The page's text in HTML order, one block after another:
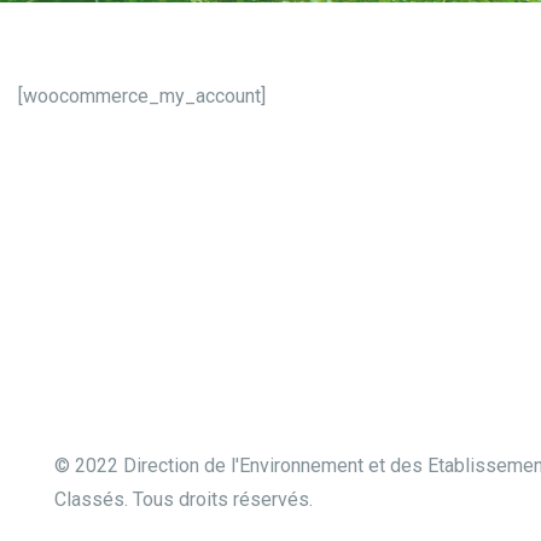
[woocommerce_my_account]
© 2022 Direction de l'Environnement et des
Classés. Tous droits réservés.